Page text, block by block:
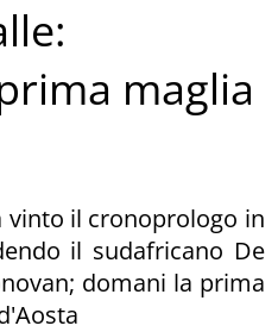
maglia
vinto il cronoprologo in
il sudafricano De
domani la prima